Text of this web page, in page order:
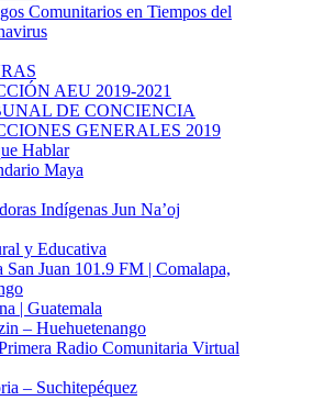
Comunitarios en Tiempos del
AEU 2019-2021
DE CONCIENCIA
GENERALES 2019
Hablar
Maya
Indígenas Jun Na’oj
y Educativa
San Juan 101.9 FM | Comalapa,
| Guatemala
– Huehuetenango
Radio Comunitaria Virtual
– Suchitepéquez